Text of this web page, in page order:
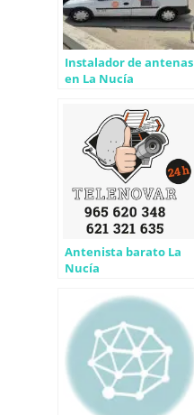
Instalador de antenas
en La Nucía
Antenista barato La
Nucía